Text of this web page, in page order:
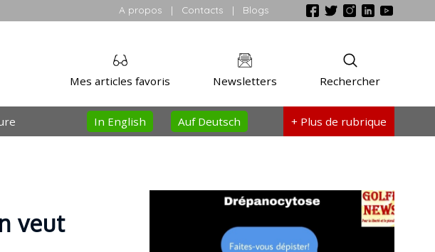
A propos | Contacts | Blogs
Rechercher
Newsletters
Mes articles favoris
+ Plus de rubrique
Auf Deutsch
In English
veut